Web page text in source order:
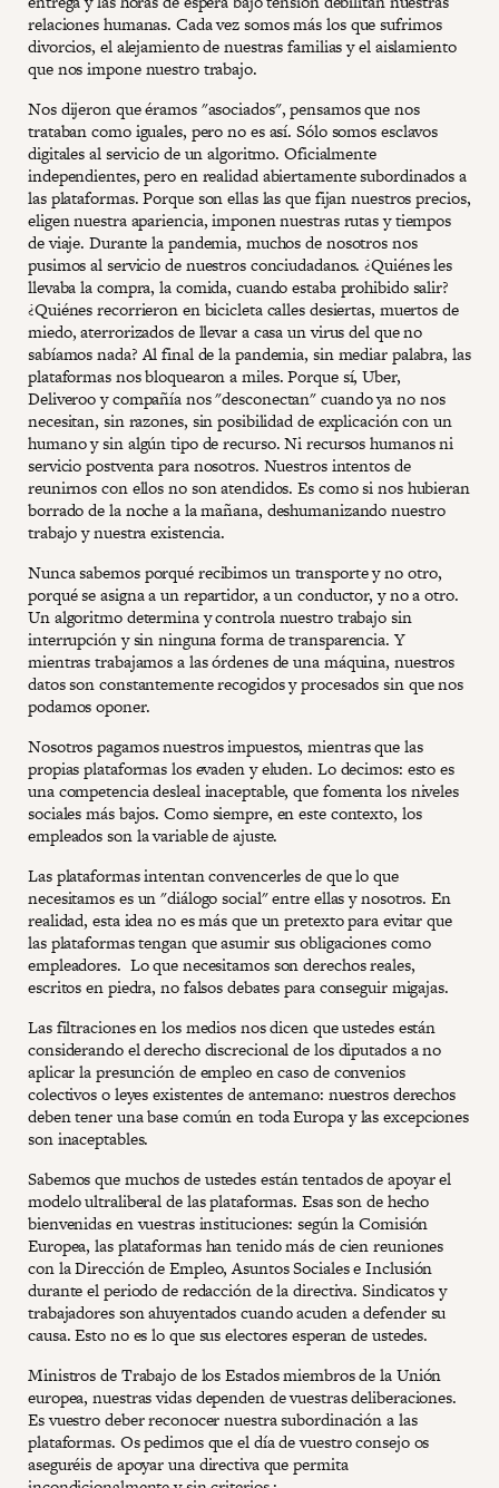
relaciones humanas. Cada vez somos más los que sufrimos
divorcios, el alejamiento de nuestras familias y el aislamiento
que nos impone nuestro trabajo.
Nos dijeron que éramos "asociados", pensamos que nos
trataban como iguales, pero no es así. Sólo somos esclavos
digitales al servicio de un algoritmo. Oficialmente
independientes, pero en realidad abiertamente subordinados a
las plataformas. Porque son ellas las que fijan nuestros precios,
eligen nuestra apariencia, imponen nuestras rutas y tiempos
de viaje. Durante la pandemia, muchos de nosotros nos
pusimos al servicio de nuestros conciudadanos. ¿Quiénes les
llevaba la compra, la comida, cuando estaba prohibido salir?
¿Quiénes recorrieron en bicicleta calles desiertas, muertos de
miedo, aterrorizados de llevar a casa un virus del que no
sabíamos nada? Al final de la pandemia, sin mediar palabra, las
plataformas nos bloquearon a miles. Porque sí, Uber,
Deliveroo y compañía nos "desconectan" cuando ya no nos
necesitan, sin razones, sin posibilidad de explicación con un
humano y sin algún tipo de recurso. Ni recursos humanos ni
servicio postventa para nosotros. Nuestros intentos de
reunirnos con ellos no son atendidos. Es como si nos hubieran
borrado de la noche a la mañana, deshumanizando nuestro
trabajo y nuestra existencia.
Nunca sabemos porqué recibimos un transporte y no otro,
porqué se asigna a un repartidor, a un conductor, y no a otro.
Un algoritmo determina y controla nuestro trabajo sin
interrupción y sin ninguna forma de transparencia. Y
mientras trabajamos a las órdenes de una máquina, nuestros
datos son constantemente recogidos y procesados sin que nos
podamos oponer.
Nosotros pagamos nuestros impuestos, mientras que las
propias plataformas los evaden y eluden. Lo decimos: esto es
una competencia desleal inaceptable, que fomenta los niveles
sociales más bajos. Como siempre, en este contexto, los
empleados son la variable de ajuste.
Las plataformas intentan convencerles de que lo que
necesitamos es un "diálogo social" entre ellas y nosotros. En
realidad, esta idea no es más que un pretexto para evitar que
las plataformas tengan que asumir sus obligaciones como
empleadores. Lo que necesitamos son derechos reales,
escritos en piedra, no falsos debates para conseguir migajas.
Las filtraciones en los medios nos dicen que ustedes están
considerando el derecho discrecional de los diputados a no
aplicar la presunción de empleo en caso de convenios
colectivos o leyes existentes de antemano: nuestros derechos
deben tener una base común en toda Europa y las excepciones
son inaceptables.
Sabemos que muchos de ustedes están tentados de apoyar el
modelo ultraliberal de las plataformas. Esas son de hecho
bienvenidas en vuestras instituciones: según la Comisión
Europea, las plataformas han tenido más de cien reuniones
con la Dirección de Empleo, Asuntos Sociales e Inclusión
durante el periodo de redacción de la directiva. Sindicatos y
trabajadores son ahuyentados cuando acuden a defender su
causa. Esto no es lo que sus electores esperan de ustedes.
Ministros de Trabajo de los Estados miembros de la Unión
europea, nuestras vidas dependen de vuestras deliberaciones.
Es vuestro deber reconocer nuestra subordinación a las
plataformas. Os pedimos que el día de vuestro consejo os
aseguréis de apoyar una directiva que permita